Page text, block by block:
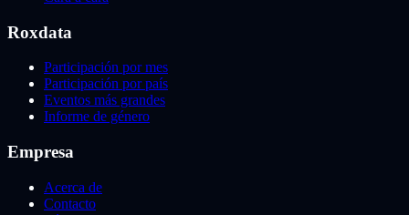
Roxdata
Participación por mes
Participación por país
Eventos más grandes
Informe de género
Empresa
Acerca de
Contacto